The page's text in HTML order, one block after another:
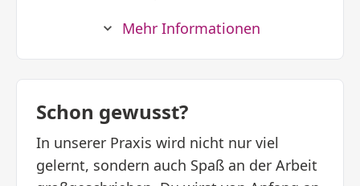
die Unterstützung deines Teams zählen.
Mehr Informationen
Schon gewusst?
In unserer Praxis wird nicht nur viel
gelernt, sondern auch Spaß an der Arbeit